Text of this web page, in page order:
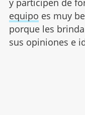
equipo es muy
porque les
sus opiniones e